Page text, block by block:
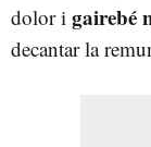
dolor i gairebé
decantar la